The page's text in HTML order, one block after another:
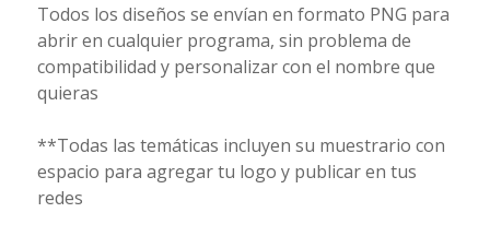
Todos los diseños se envían en formato PNG para
abrir en cualquier programa, sin problema de
compatibilidad y personalizar con el nombre que
quieras
**Todas las temáticas incluyen su muestrario con
espacio para agregar tu logo y publicar en tus
redes